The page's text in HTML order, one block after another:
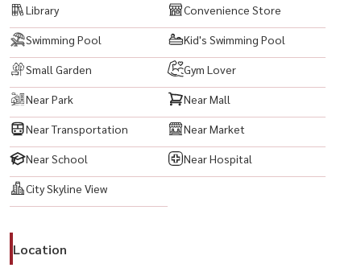
#ExpatCondo #คอนโดต่างชาติ #ขายคอนโด #เช่าคอนโด #ซื้อคอนโด
#BangkokCondo #CondoBangkok
Library Convenience Store
Swimming Pool Kid's Swimming Pool
Small Garden Gym Lover
Near Park Near Mall
Near Transportation Near Market
Near School Near Hospital
City Skyline View
Location